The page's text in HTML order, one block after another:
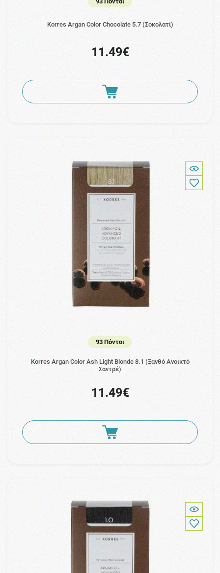
Korres Argan Color Chocolate 5.7 (Σοκολατί)
11.49€
93 Πόντοι
Korres Argan Color Ash Light Blonde 8.1 (Ξανθό Ανοικτό
Σαντρέ)
11.49€